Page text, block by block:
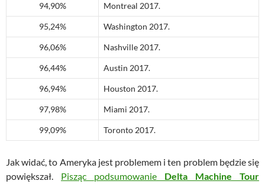
94,90% Montreal 2017.
95,24% Washington 2017.
96,06% Nashville 2017.
96,44% Austin 2017.
96,94% Houston 2017.
97,98% Miami 2017.
99,09% Toronto 2017.
Jak widać, to Ameryka jest problemem i ten problem będzie się
powiększał. Pisząc podsumowanie Delta Machine Tour